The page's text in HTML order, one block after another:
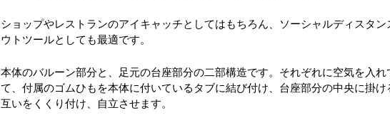
ショップやレストランのアイキャッチとしてはもちろん、ソーシャルディスタン
ウトツールとしても最適です。
本体のバルーン部分と、足元の台座部分の二部構造です。それぞれに空気を入
て、付属のゴムひもを本体に付いているタブに結び付け、台座部分の中央に掛け
互いをくくり付け、自立させます。